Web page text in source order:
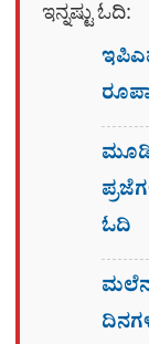
ಇನ್ನಷ್ಟು ಓದಿ:
ಓದಿ